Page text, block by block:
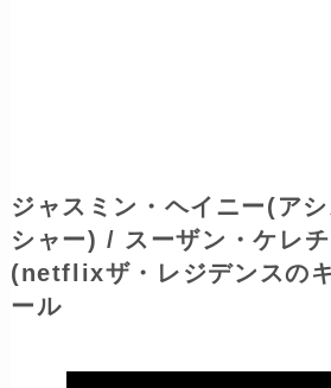
ジャスミン・ヘイニー(ア
シャー)/ スーザン・ケレ
(netflixザ・レジデンスの
ール